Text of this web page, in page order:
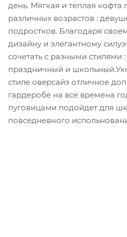
день. Мягкая и теплая кофта
различных возрастов :
подростков. Благодаря
дизайну и элегантному
сочетать с разными стилями
праздничный и
стиле оверсайз отличное
гардеробе на все времена
пуговицами подойдет для
повседневного